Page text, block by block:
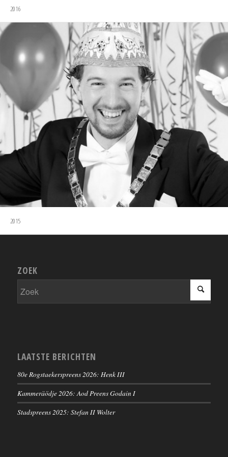
2016
2015
ZOEK
LAATSTE BERICHTEN
80e Rogstaekerspreens 2026: Henk III
Kammeräödje 2026: Aod Preens Godain I
Stadspreens 2025: Stefan II Wolter